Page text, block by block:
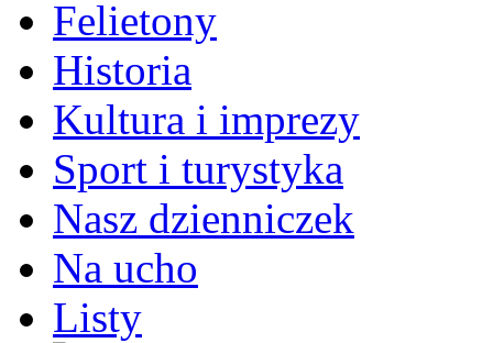
Felietony
Historia
Kultura i imprezy
Sport i turystyka
Nasz dzienniczek
Na ucho
Listy